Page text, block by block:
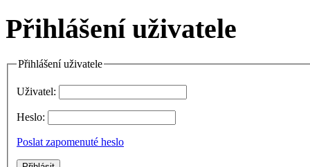
Přihlášení uživatele
Přihlášení uživatele
Uživatel:
Heslo:
Poslat zapomenuté heslo